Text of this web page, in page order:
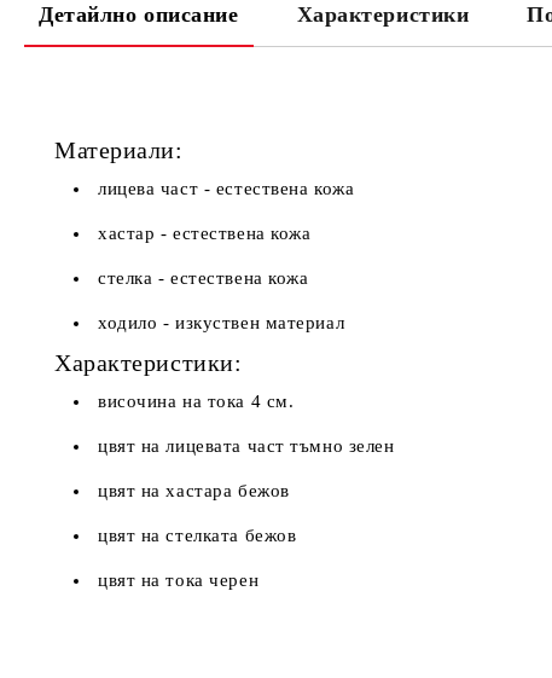
Детайлно описание Характеристики
Материали:
лицева част - естествена кожа
хастар - естествена кожа
стелка - естествена кожа
ходило - изкуствен материал
Характеристики:
височина на тока 4 см.
цвят на лицевата част тъмно зелен
цвят на хастара бежов
цвят на стелката бежов
цвят на тока черен